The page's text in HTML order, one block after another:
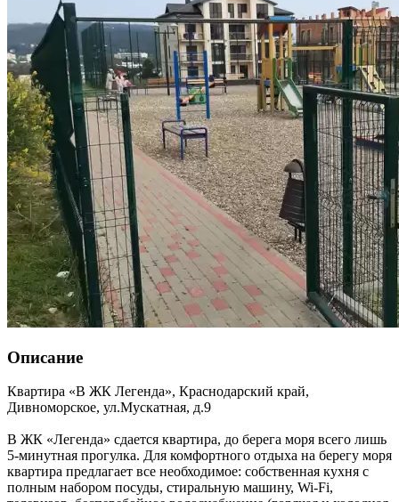
Описание
Квартира «В ЖК Легенда», Краснодарский край,
Дивноморское, ул.Мускатная, д.9
В ЖК «Легенда» сдается квартира, до берега моря всего лишь
5-минутная прогулка. Для комфортного отдыха на берегу моря
квартира предлагает все необходимое: собственная кухня с
полным набором посуды, стиральную машину, Wi-Fi,